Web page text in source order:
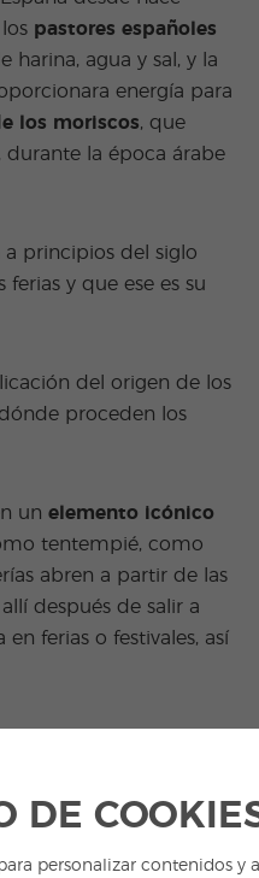
pastores españoles
harina, agua y sal, y la
energía para
los moriscos, que
durante la época árabe
a principios del siglo
ferias y que ese es su
del origen de los
proceden los
unelemento icónico
tentempié, como
abren a partir de las
después de salir a
ferias o festivales, así
DE
personalizar contenidos y